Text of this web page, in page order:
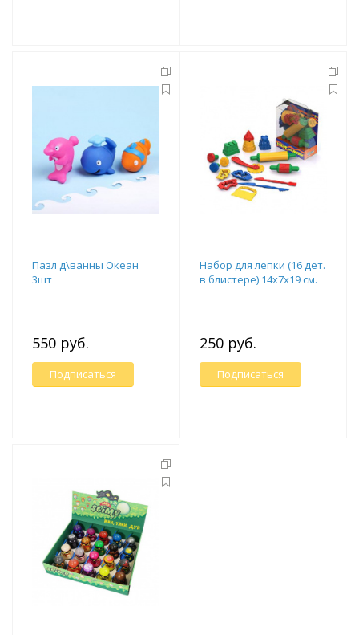
Пазл д\ванны Океан
3шт
550 руб.
Подписаться
Набор для лепки (16 дет.
в блистере) 14х7х19 см.
250 руб.
Подписаться